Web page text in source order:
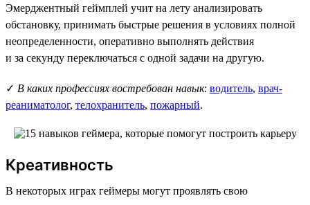
Эмерджентный геймплей учит на лету анализировать
обстановку, принимать быстрые решения в условиях полной
неопределенности, оперативно выполнять действия
и за секунду переключаться с одной задачи на другую.
✓ В каких профессиях востребован навык: водитель, врач-
реаниматолог, телохранитель, пожарный.
Креативность
В некоторых играх геймеры могут проявлять свою